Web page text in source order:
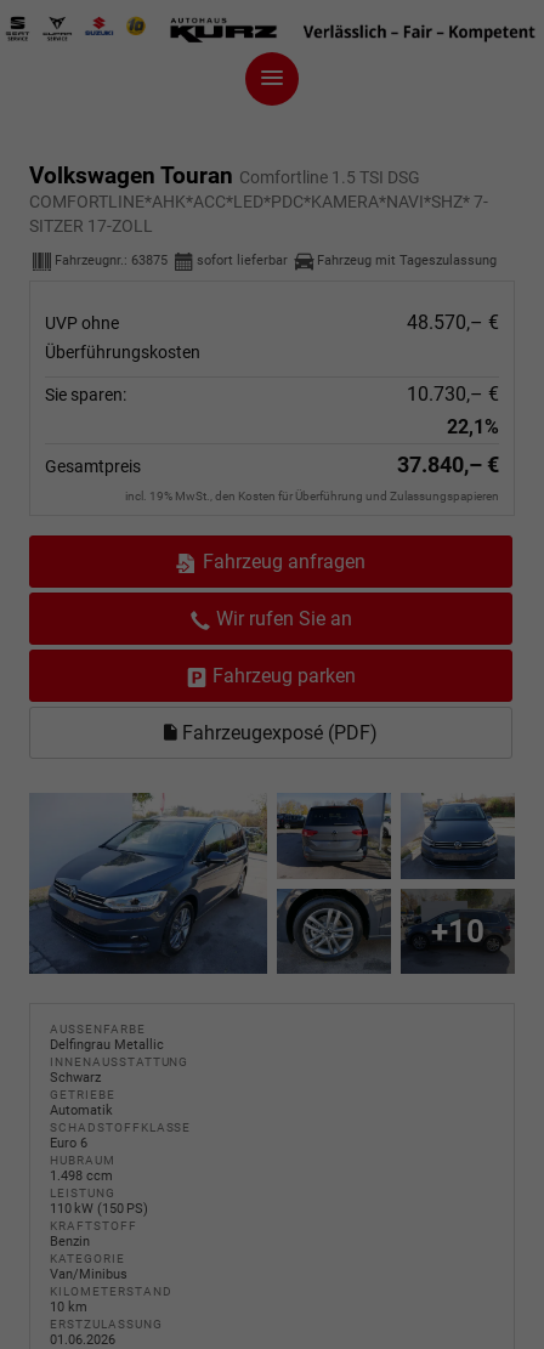
Volkswagen Touran Comfortline 1.5 TSI DSG
COMFORTLINE*AHK*ACC*LED*PDC*KAMERA*NAVI*SHZ* 7-
SITZER 17-ZOLL
Fahrzeugnr.: 63875 sofort lieferbar Fahrzeug mit Tageszulassung
UVP ohne
Überführungskosten
48.570,– €
Sie sparen:
10.730,– €
22,1%
Gesamtpreis 37.840,– €
incl. 19% MwSt., den Kosten für Überführung und Zulassungspapieren
Fahrzeug anfragen
Wir rufen Sie an
Fahrzeug parken
Fahrzeugexposé (PDF)
+10
AUSSENFARBE
Delfingrau Metallic
INNENAUSSTATTUNG
Schwarz
GETRIEBE
Automatik
SCHADSTOFFKLASSE
Euro 6
HUBRAUM
1.498 ccm
LEISTUNG
110 kW (150 PS)
KRAFTSTOFF
Benzin
KATEGORIE
Van/Minibus
KILOMETERSTAND
10 km
ERSTZULASSUNG
01.06.2026